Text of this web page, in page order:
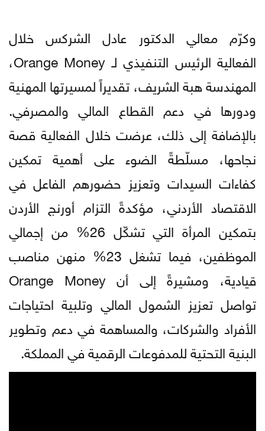
وكرّم معالي الدكتور عادل الشركس خلال
الفعالية الرئيس التنفيذي لـ Orange Money،
المهندسة هبة الشريف، تقديراً لمسيرتها المهنية
ودورها في دعم القطاع المالي والمصرفي.
بالإضافة إلى ذلك، عرضت خلال الفعالية قصة
نجاحها، مسلّطةً الضوء على أهمية تمكين
كفاءات السيدات وتعزيز حضورهم الفاعل في
الاقتصاد الأردني، مؤكدةً التزام أورنج الأردن
بتمكين المرأة التي تشكّل 26% من إجمالي
الموظفين، فيما تشغل 23% منهن مناصب
قيادية، ومشيرةً إلى أن Orange Money
تواصل تعزيز الشمول المالي وتلبية احتياجات
الأفراد والشركات، والمساهمة في دعم وتطوير
البنية التحتية للمدفوعات الرقمية في المملكة.